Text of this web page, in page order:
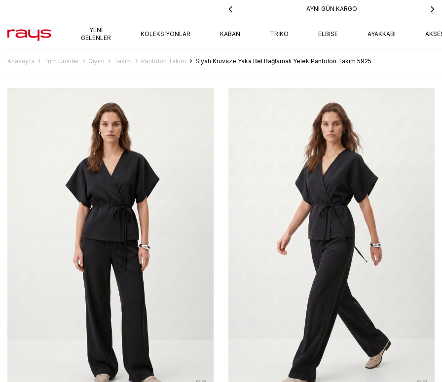
AYNI GÜN KARGO
YENI
GELENLER
KOLEKSIYONLAR KABAN TRIKO ELBISE AYAKKABI
Anasayfa Tüm Ürünler Giyim Takım Pantolon Takım Siyah Kruvaze Yaka Bel Bağlamalı Yelek Pantolon Takım 5925